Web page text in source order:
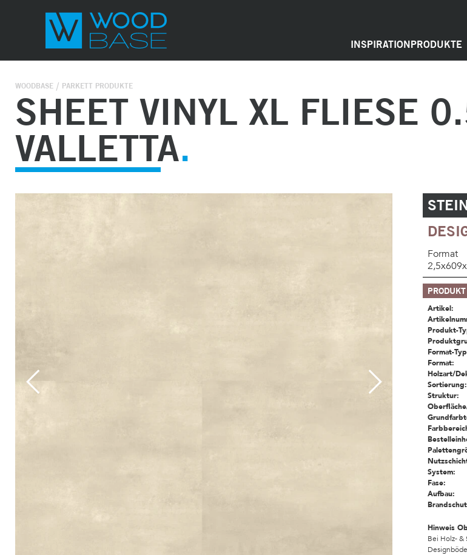
INSPIRATIONPRODUKTE
WOODBASE PARKETT PRODUKTE
SHEET VINYL XL FLIESE
VALLETTA
Format
Artikel:
Produkt-
Format-
Format:
Holzart/
Sortierung:
Struktur:
System:
Fase:
Aufbau:
Hinweis
Bei Holz- &